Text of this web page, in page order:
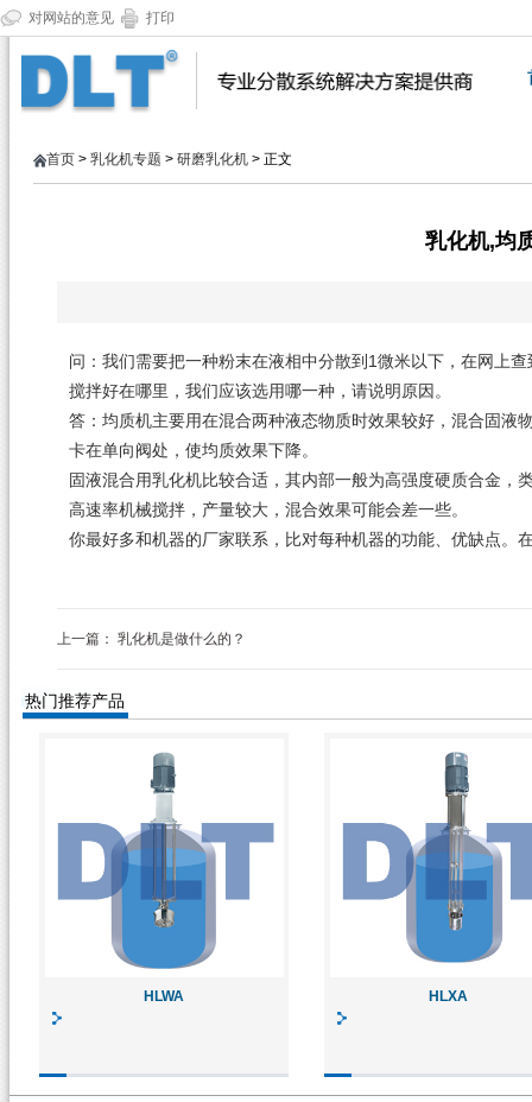
对网站的意见 打印
首页 > 乳化机专题 > 研磨乳化机 > 正文
乳化机,均
问：我们需要把一种粉末在液相中分散到1微米以下，在网上
搅拌好在哪里，我们应该选用哪一种，请说明原因。
答：均质机主要用在混合两种液态物质时效果较好，混合固液
卡在单向阀处，使均质效果下降。
固液混合用乳化机比较合适，其内部一般为高强度硬质合金
高速率机械搅拌，产量较大，混合效果可能会差一些。
你最好多和机器的厂家联系，比对每种机器的功能、优缺点。
上一篇： 乳化机是做什么的？
热门推荐产品
HLWA HLXA